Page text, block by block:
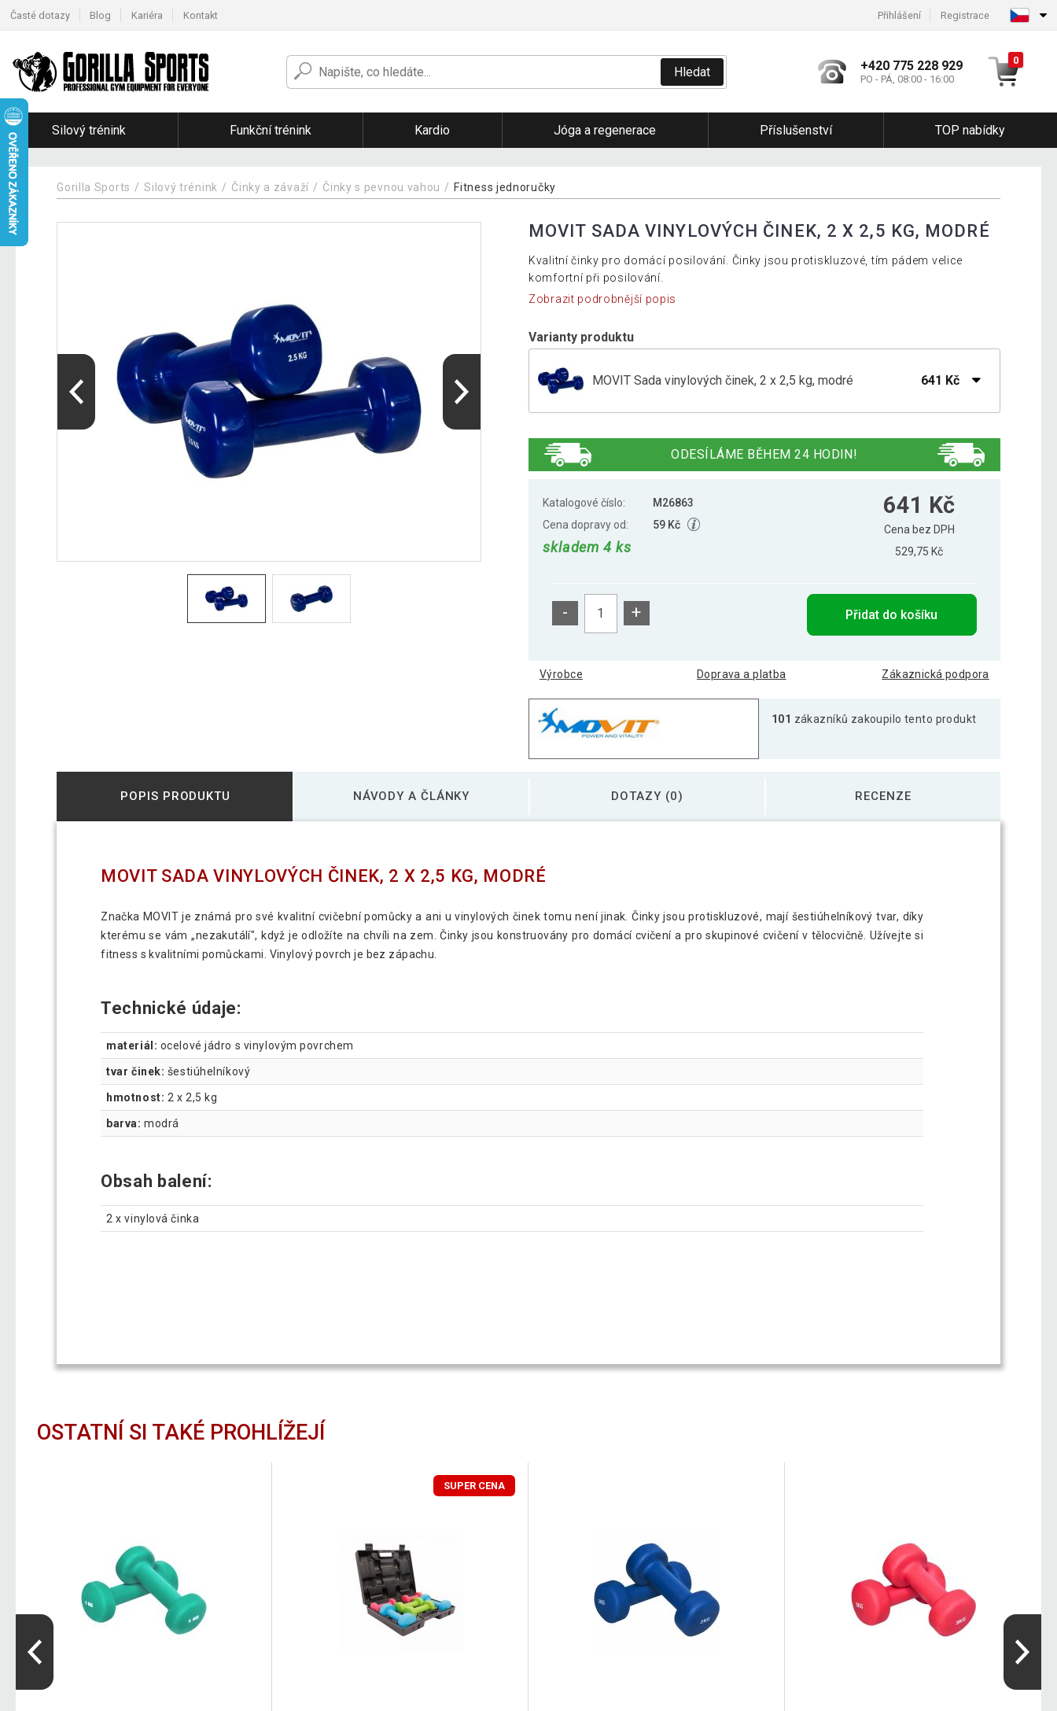
Časté dotazy Blog Kariéra Kontakt Přihlášení Registrace
Hledat +420 775 228 929
PO - PÁ, 08:00 - 16:00
0
Silový trénink Funkční trénink Kardio Jóga a regenerace Příslušenství TOP nabídky
Gorilla Sports Silový trénink Činky a závaží Činky s pevnou vahou Fitness jednoručky
MOVIT SADA VINYLOVÝCH ČINEK, 2 X 2,5 KG, MODRÉ
Kvalitní činky pro domácí posilování. Činky jsou protiskluzové, tím pádem velice
komfortní při posilování.
Zobrazit podrobnější popis
Varianty produktu
MOVIT Sada vinylových činek, 2 x 2,5 kg, modré 641 Kč
MOVIT Sada vinylových činek, 2 x 3 kg, červené
ODESÍLÁME BĚHEM 24 HODIN!
Katalogové číslo:
M26863
Cena dopravy od:
59 Kč
skladem 4 ks
641 Kč
Cena bez DPH
529,75 Kč
- + Přidat do košíku
Výrobce Doprava a platba Zákaznická podpora
101 zákazníků zakoupilo tento produkt
POPIS PRODUKTU NÁVODY A ČLÁNKY DOTAZY (0) RECENZE
MOVIT SADA VINYLOVÝCH ČINEK, 2 X 2,5 KG, MODRÉ
Značka MOVIT je známá pro své kvalitní cvičební pomůcky a ani u vinylových činek tomu není jinak. Činky jsou protiskluzové, mají šestiúhelníkový tvar, díky
kterému se vám „nezakutálí", když je odložíte na chvíli na zem. Činky jsou konstruovány pro domácí cvičení a pro skupinové cvičení v tělocvičně. Užívejte si
fitness s kvalitními pomůckami. Vinylový povrch je bez zápachu.
Technické údaje:
materiál: ocelové jádro s vinylovým povrchem
tvar činek: šestiúhelníkový
hmotnost: 2 x 2,5 kg
barva: modrá
Obsah balení:
2 x vinylová činka
OSTATNÍ SI TAKÉ PROHLÍŽEJÍ
SUPER CENA